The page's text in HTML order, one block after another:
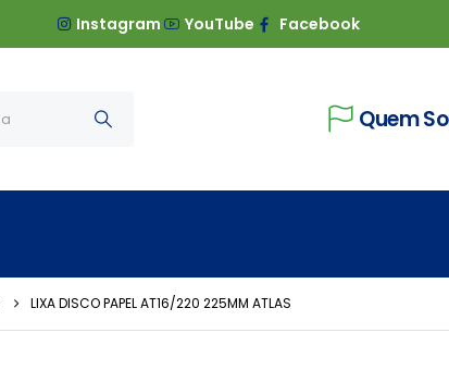
Instagram YouTube Facebook
Quem
LIXA DISCO PAPEL AT16/220 225MM ATLAS